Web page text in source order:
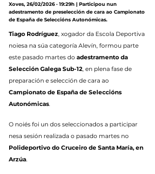
Xoves, 26/02/2026 · 19:29h | Participou nun
adestramento de preselección de cara ao Campionato
de España de Seleccións Autonómicas.
Tiago Rodríguez, xogador da Escola Deportiva
noiesa na súa categoría Alevín, formou parte
este pasado martes do adestramento da
Selección Galega Sub-12, en plena fase de
preparación e selección de cara ao
Campionato de España de Seleccións
Autonómicas.
O noiés foi un dos seleccionados a participar
nesa sesión realizada o pasado martes no
Polideportivo do Cruceiro de Santa María, en
Arzúa.